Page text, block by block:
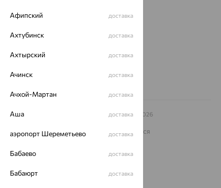
Магазины и доставка
ул. Зегеля, 27/2
Другие города
Заказать звонок
© ООО «Ювелирный дом «Кристалл»,2009 – 2026
На информационном ресурсе применяются
рекомендательные технологии
ОГРН 1044800168379
Разработка сайта —
Афипский доставка
Ахтубинск доставка
Ахтырский доставка
Ачинск доставка
Ачхой-Мартан доставка
Аша доставка
аэропорт Шереметьево доставка
Бабаево доставка
Бабаюрт доставка